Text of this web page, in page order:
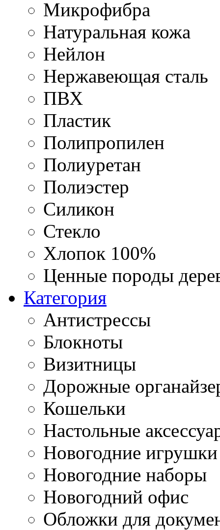
Микрофибра
Натуральная кожа
Нейлон
Нержавеющая сталь
ПВХ
Пластик
Полипропилен
Полиуретан
Полиэстер
Силикон
Стекло
Хлопок 100%
Ценные породы
Категория
Антистрессы
Блокноты
Визитницы
Дорожные
Кошельки
Настольные
Новогодние игрушки
Новогодние наборы
Новогодний офис
Обложки для